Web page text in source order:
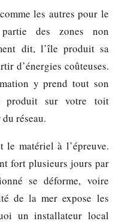
les autres pour le
des zones non
dit, l’île produit sa
d’énergies coûteuses.
y prend tout son
produit sur votre toit
réseau.
matériel à l’épreuve.
fort plusieurs jours par
se déforme, voire
de la mer expose les
un installateur local